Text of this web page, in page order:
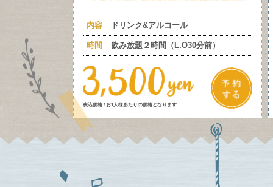
内容 ドリンク&アルコール
時間 飲み放題２時間（L.O30分前）
税込価格 / お1人様あたりの価格となります